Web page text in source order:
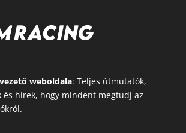
weboldala: Teljes útmutatók,
és hírek, hogy mindent megtudj az